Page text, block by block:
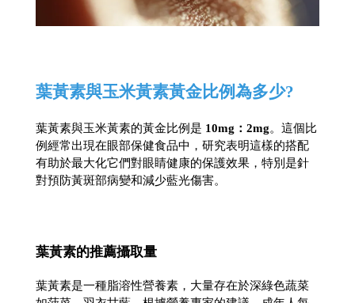
葉黃素與玉米黃素黃金比例為多少?
葉黃素與玉米黃素的黃金比例是 10mg：2mg。這個比
例經常出現在眼部保健食品中，研究表明這樣的搭配
有助於最大化它們對眼睛健康的保護效果，特別是針
對預防黃斑部病變和減少藍光傷害。
葉黃素的推薦攝取量
葉黃素是一種脂溶性營養素，大量存在於深綠色蔬菜